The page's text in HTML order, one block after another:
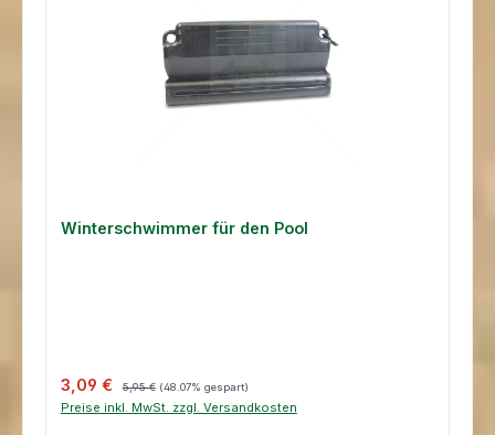
Winterschwimmer für den Pool
Verkaufspreis:
3,09 € 5,95 € (48.07% gespart)
Preise inkl. MwSt. zzgl. Versandkosten